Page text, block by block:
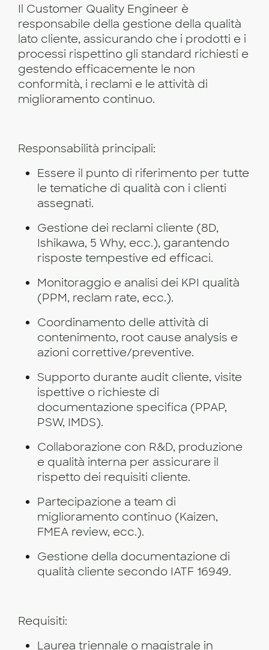
Il Customer Quality Engineer è
responsabile della gestione della qualità
lato cliente, assicurando che i prodotti e i
processi rispettino gli standard richiesti e
gestendo efficacemente le non
conformità, i reclami e le attività di
miglioramento continuo.
Responsabilità principali:
Essere il punto di riferimento per tutte
le tematiche di qualità con i clienti
assegnati.
Gestione dei reclami cliente (8D,
Ishikawa, 5 Why, ecc.), garantendo
risposte tempestive ed efficaci.
Monitoraggio e analisi dei KPI qualità
(PPM, reclam rate, ecc.).
Coordinamento delle attività di
contenimento, root cause analysis e
azioni correttive/preventive.
Supporto durante audit cliente, visite
ispettive o richieste di
documentazione specifica (PPAP,
PSW, IMDS).
Collaborazione con R&D, produzione
e qualità interna per assicurare il
rispetto dei requisiti cliente.
Partecipazione a team di
miglioramento continuo (Kaizen,
FMEA review, ecc.).
Gestione della documentazione di
qualità cliente secondo IATF 16949.
Requisiti:
Laurea triennale o magistrale in